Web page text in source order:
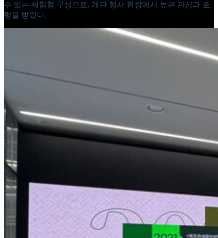
수 있는 체험형 구성으로, 개관 행사 현장에서 높은 관심과 호
평을 받았다.